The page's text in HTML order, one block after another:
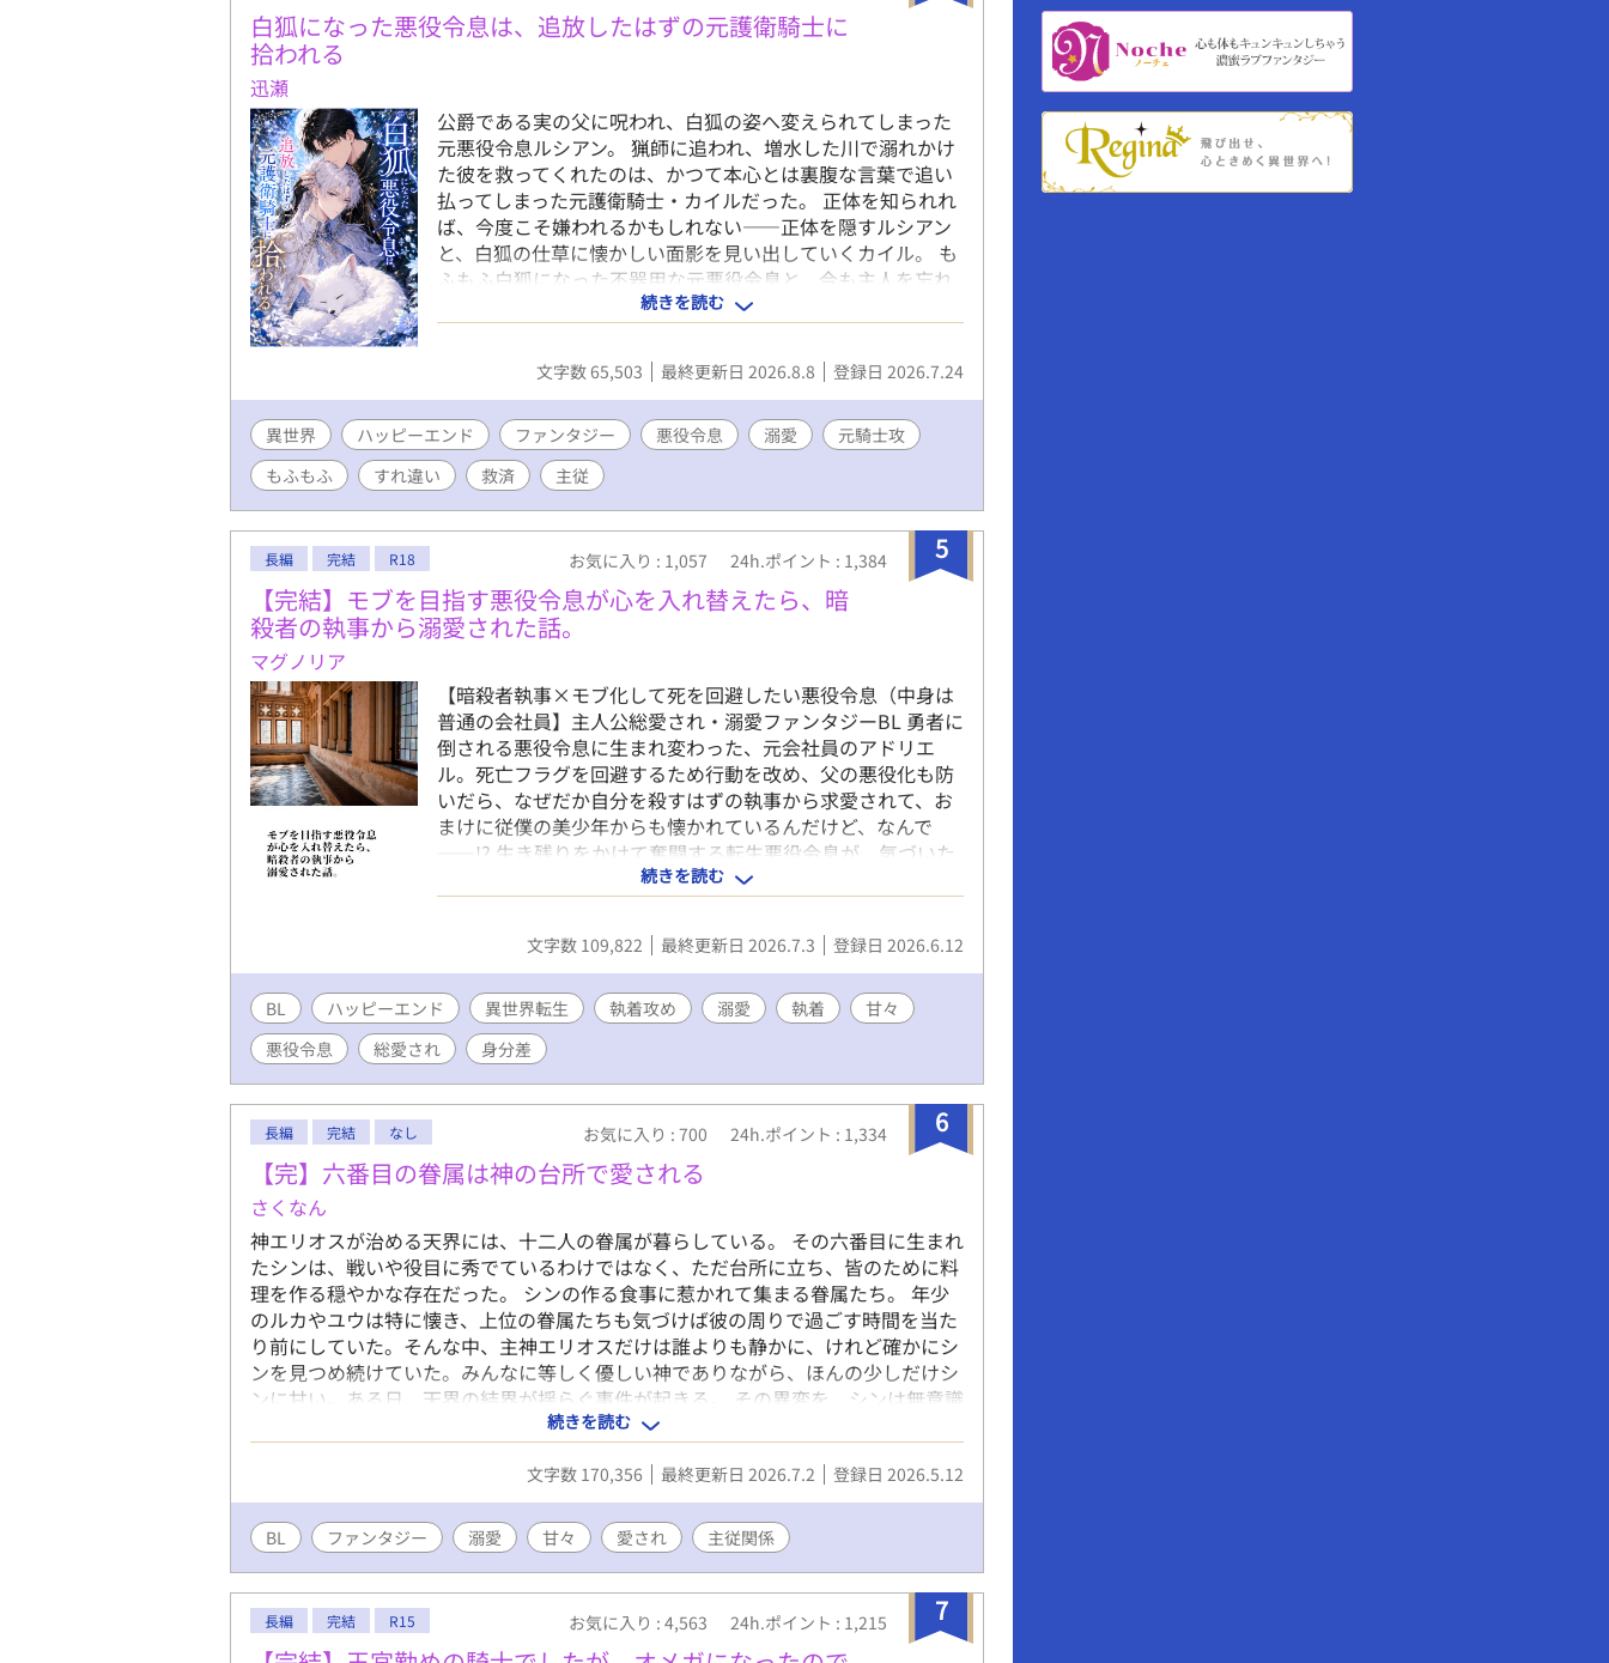
白狐になった悪役令息は、追放したはずの元護衛騎士に
拾われる
迅瀬
公爵である実の父に呪われ、白狐の姿へ変えられてしまった
元悪役令息ルシアン。 猟師に追われ、増水した川で溺れかけ
た彼を救ってくれたのは、かつて本心とは裏腹な言葉で追い
払ってしまった元護衛騎士・カイルだった。 正体を知られれ
ば、今度こそ嫌われるかもしれない――正体を隠すルシアン
と、白狐の仕草に懐かしい面影を見い出していくカイル。 も
ふもふ白狐になった不器用な元悪役令息と、今も主人を忘れ
られない一途な元護衛騎士が、ゆっくりと心を通わせていく
再会・溺愛ファンタジーBLです。 ※表紙や校正に生成AIを使
用しています。
続きを読む
文字数 65,503 最終更新日 2026.8.8 登録日 2026.7.24
異世界 ハッピーエンド ファンタジー 悪役令息 溺愛
元騎士攻
もふもふ
すれ違い 救済 主従
5
長編 完結 R18 お気に入り : 1,057 24h.ポイント : 1,384
【完結】モブを目指す悪役令息が心を入れ替えたら、暗
殺者の執事から溺愛された話。
マグノリア
【暗殺者執事×モブ化して死を回避したい悪役令息（中身は
普通の会社員】主人公総愛され・溺愛ファンタジーBL 勇者に
倒される悪役令息に生まれ変わった、元会社員のアドリエ
ル。死亡フラグを回避するため行動を改め、父の悪役化も防
いだら、なぜだか自分を殺すはずの執事から求愛されて、お
まけに従僕の美少年からも懐かれているんだけど、なんで
――!? 生き残りをかけて奮闘する転生悪役令息が、気づいた
ら真実の愛を手にしていて、幸せになるお話です。 総受けに
見える展開が含まれますが、最終的に主人公とくっつくのは
執事ひとりだけです。 性描写のあるエピソードには（☆）を
付けております。 アルファポリス様の独占公開・最新作で
ろしくお願いいたします！ ※本編完結済み。今後は、後日
談・番外編を不定期に投稿します。 ※番外編・第一弾としま
して、完結記念SS『プレゼントは僕だった』を更新しまし
た。
続きを読む
文字数 109,822 最終更新日 2026.7.3 登録日 2026.6.12
BL ハッピーエンド 異世界転生 執着攻め 溺愛 執着
甘々
悪役令息
総愛され 身分差
6
長編 完結 なし お気に入り : 700 24h.ポイント : 1,334
【完】六番目の眷属は神の台所で愛される
さくなん
神エリオスが治める天界には、十二人の眷属が暮らしている。 その六番目に生まれ
たシンは、戦いや役目に秀でているわけではなく、ただ台所に立ち、皆のために料
理を作る穏やかな存在だった。 シンの作る食事に惹かれて集まる眷属たち。 年少
のルカやユウは特に懐き、上位の眷属たちも気づけば彼の周りで過ごす時間を当た
り前にしていた。そんな中、主神エリオスだけは誰よりも静かに、けれど確かにシ
ンを見つめ続けていた。みんなに等しく優しい神でありながら、ほんの少しだけシ
ンに甘い。ある日、天界の結界が揺らぐ事件が起きる。 その異変を、シンは無意識
に鎮めてしまう。それをきっかけに明かされていくのは、「六番目」にだけ与えら
れた特別な役割。 シンはただ愛されていたのではなく、天界そのものを穏やかに保
つ“境目の存在”だった。眷属たちに囲まれながら、少しずつ自分の力と向き合うシ
ン。 そして、長い時を生きる神エリオスが、なぜ最初からシンだけを少し特別に見
つめていたのか。穏やかな日常の中で育つ、静かな恋。 世界を支える力と、ひとつ
の居場所を巡る、優しいファンタジーBL。
続きを読む
文字数 170,356 最終更新日 2026.7.2 登録日 2026.5.12
BL ファンタジー 溺愛 甘々 愛され 主従関係
7
長編 完結 R15 お気に入り : 4,563 24h.ポイント : 1,215